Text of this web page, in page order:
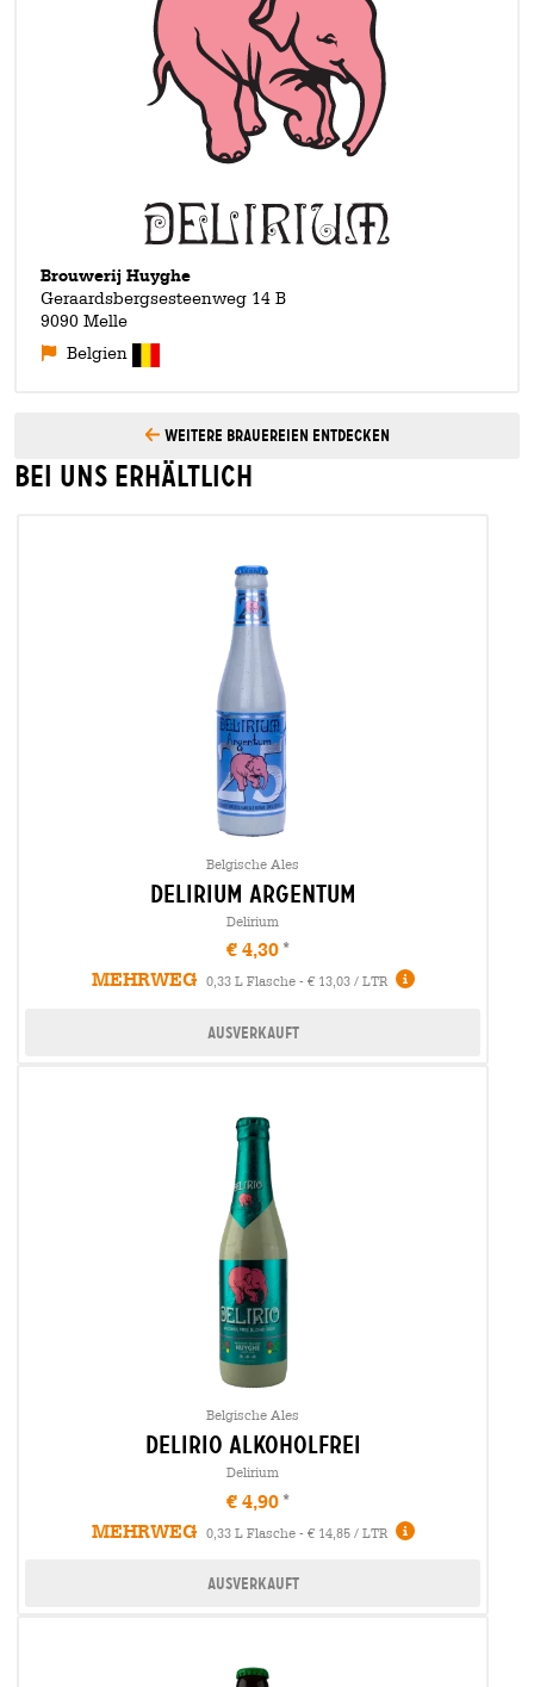
Starkbier mit 8,5%. Das kräftige Blonde fährt mit gleich drei
verschiedenen Hefesorten auf, die einen ganz besonderen,
einzigartigen Geschmack kreieren. Ein echtes Kennerbier,
Brouwerij Huyghe
Geraardsbergsesteenweg 14 B
9090 Melle
Belgien
Weitere Brauereien entdecken
Bei uns erhältlich
Belgische Ales
delirium argentum
Delirium
€ 4,30
MEHRWEG
0,33 L Flasche - € 13,03 / LTR
Ausverkauft
Belgische Ales
delirio alkoholfrei
Delirium
€ 4,90
MEHRWEG
0,33 L Flasche - € 14,85 / LTR
Ausverkauft